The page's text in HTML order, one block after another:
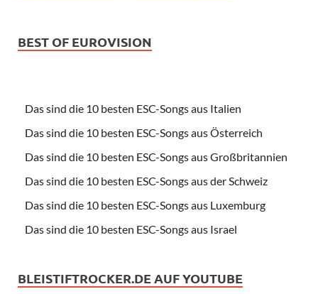
BEST OF EUROVISION
Das sind die 10 besten ESC-Songs aus Italien
Das sind die 10 besten ESC-Songs aus Österreich
Das sind die 10 besten ESC-Songs aus Großbritannien
Das sind die 10 besten ESC-Songs aus der Schweiz
Das sind die 10 besten ESC-Songs aus Luxemburg
Das sind die 10 besten ESC-Songs aus Israel
BLEISTIFTROCKER.DE AUF YOUTUBE